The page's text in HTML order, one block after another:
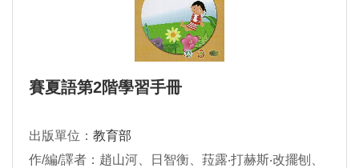
賽夏語第2階學習手冊
出版單位： 教育部
作/編/譯者：趙山河、日智衡、菈露‧打赫斯‧改擺刨、